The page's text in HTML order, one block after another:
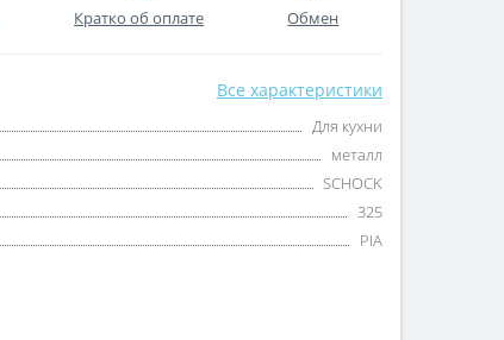
Кратко об оплате Обмен
Все характеристики
Для кухни
металл
SCHOCK
325
PIA